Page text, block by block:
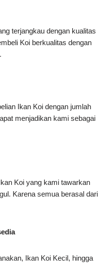
terjangkau dengan kualitas
Koi berkualitas dengan
Ikan Koi dengan jumlah
menjadikan kami sebagai
Koi yang kami tawarkan
Karena semua berasal dari
Ikan Koi Kecil, hingga